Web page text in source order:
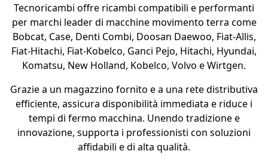
Tecnoricambi offre ricambi compatibili e performanti
per marchi leader di macchine movimento terra come
Bobcat, Case, Denti Combi, Doosan Daewoo, Fiat-Allis,
Fiat-Hitachi, Fiat-Kobelco, Ganci Pejo, Hitachi, Hyundai,
Komatsu, New Holland, Kobelco, Volvo e Wirtgen.
Grazie a un magazzino fornito e a una rete distributiva
efficiente, assicura disponibilità immediata e riduce i
tempi di fermo macchina. Unendo tradizione e
innovazione, supporta i professionisti con soluzioni
affidabili e di alta qualità.